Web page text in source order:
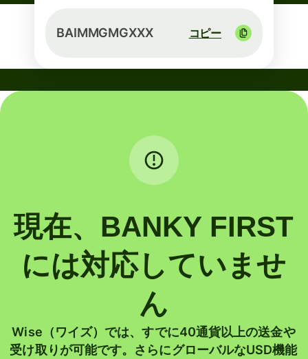
BAIMMGMGXXX コピー
現在、BANKY FIRST
には対応していませ
ん
Wise（ワイズ）では、すでに40通貨以上の送金や
受け取りが可能です。さらにグローバルなUSD機能